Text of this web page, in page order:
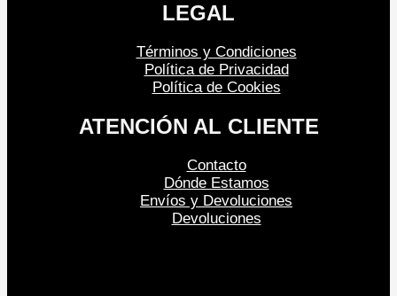
LEGAL
Términos y Condiciones
Política de Privacidad
Política de Cookies
ATENCIÓN AL CLIENTE
Contacto
Dónde Estamos
Envíos y Devoluciones
Devoluciones